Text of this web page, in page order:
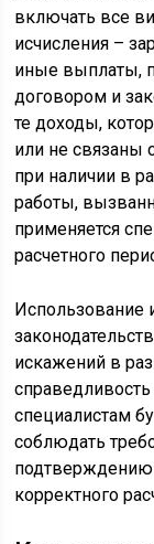
включать все
исчисления –
иные выплаты,
договором и
те доходы,
или не связаны
при наличии в
работы,
применяется
расчетного
Использование
искажений в
специалистам
соблюдать
подтверждению
корректного